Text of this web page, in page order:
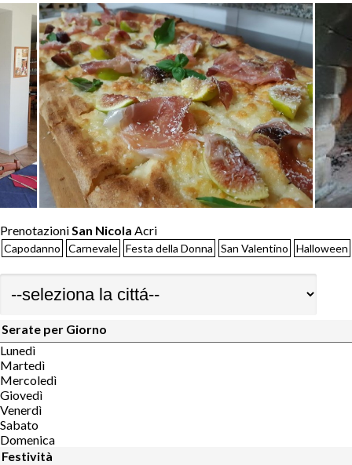
PrenotazioniSan Nicola Acri
Capodanno Carnevale Festa della Donna San Valentino Halloween
Serate per Giorno
Lunedì
Martedì
Mercoledì
Giovedì
Venerdì
Sabato
Domenica
Festività